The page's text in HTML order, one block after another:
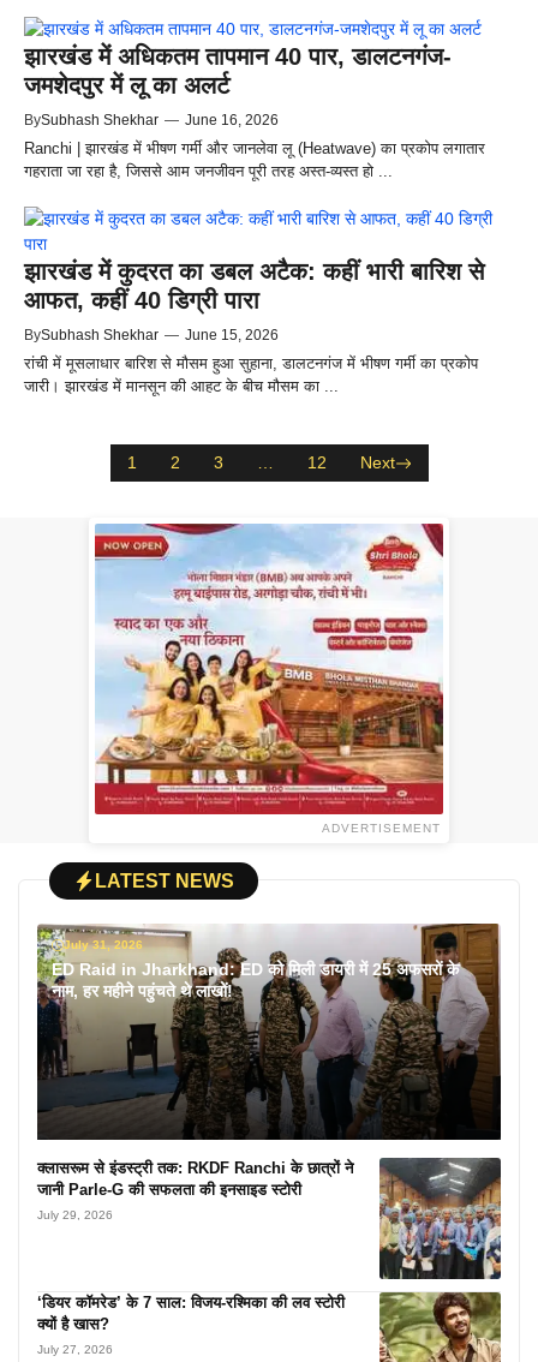
झारखंड में अधिकतम तापमान 40 पार, डालटनगंज-
जमशेदपुर में लू का अलर्ट
BySubhash Shekhar — June 16, 2026
Ranchi | झारखंड में भीषण गर्मी और जानलेवा लू (Heatwave) का प्रकोप लगातार
गहराता जा रहा है, जिससे आम जनजीवन पूरी तरह अस्त-व्यस्त हो ...
झारखंड में कुदरत का डबल अटैक: कहीं भारी बारिश से
आफत, कहीं 40 डिग्री पारा
BySubhash Shekhar — June 15, 2026
रांची में मूसलाधार बारिश से मौसम हुआ सुहाना, डालटनगंज में भीषण गर्मी का प्रकोप
जारी। झारखंड में मानसून की आहट के बीच मौसम का ...
1 2 3 … 12 Next
ADVERTISEMENT
LATEST NEWS
July 31, 2026
ED Raid in Jharkhand: ED को मिली डायरी में 25 अफसरों के
नाम, हर महीने पहुंचते थे लाखों!
क्लासरूम से इंडस्ट्री तक: RKDF Ranchi के छात्रों ने
जानी Parle-G की सफलता की इनसाइड स्टोरी
July 29, 2026
‘डियर कॉमरेड’ के 7 साल: विजय-रश्मिका की लव स्टोरी
क्यों है खास?
July 27, 2026